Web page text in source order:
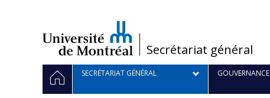
/
Secrétariat général
Navigation
principale
ACCUEILSECRÉTARIAT GÉNÉRAL GOUVERNANCE